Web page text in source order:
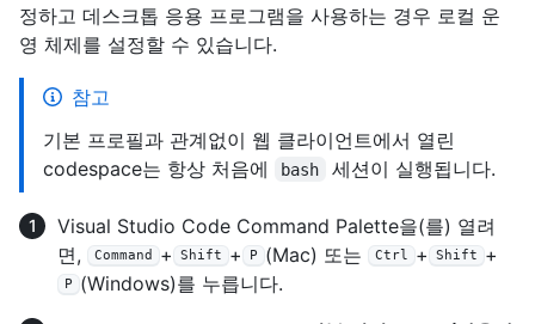
정하고 데스크톱 응용 프로그램을 사용하는 경우 로컬 운
영 체제를 설정할 수 있습니다.
참고
기본 프로필과 관계없이 웹 클라이언트에서 열린
codespace는 항상 처음에
bash 세션이 실행됩니다.
Visual Studio Code Command Palette을(를) 열려
면,
Command + Shift + P (Mac) 또는 Ctrl + Shift +
P
(Windows)를 누릅니다.